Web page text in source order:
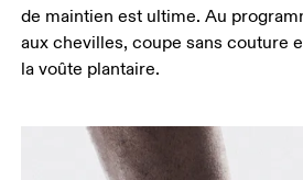
de maintien est ultime. Au
aux chevilles, coupe sans couture
la voûte plantaire.